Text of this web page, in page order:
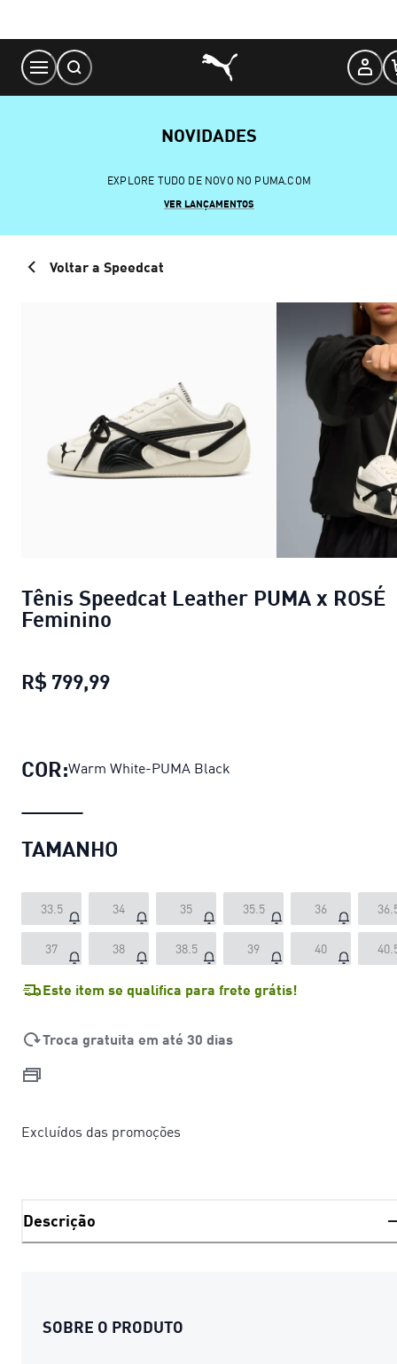
Content
NOVIDADES
EXPLORE TUDO DE NOVO NO PUMA.COM
VER LANÇAMENTOS
Voltar a Speedcat
Tênis Speedcat Leather PUMA x ROSÉ
Feminino
R$ 799,99
COR:Warm White-PUMA Black
TAMANHO
33.5 34 35 35.5 36
37 38 38.5 39 40
Este item se qualifica para frete grátis!
Troca gratuita em até 30 dias
Excluídos das promoções
Descrição
SOBRE O PRODUTO